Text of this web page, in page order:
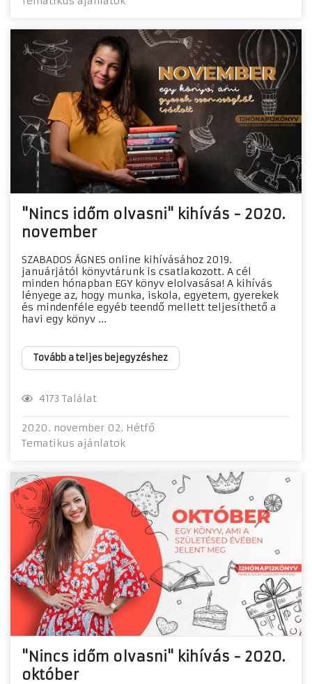
"Nincs időm olvasni" kihívás - 2020.
november
SZABADOS ÁGNES online kihívásához 2019.
januárjától könyvtárunk is csatlakozott. A cél
minden hónapban EGY könyv elolvasása! A kihívás
lényege az, hogy munka, iskola, egyetem, gyerekek
és mindenféle egyéb teendő mellett teljesíthető a
havi egy könyv ...
Tovább a teljes bejegyzéshez
4173 Találat
2020. november 02. Hétfő
Tematikus ajánlatok
"Nincs időm olvasni" kihívás - 2020.
október